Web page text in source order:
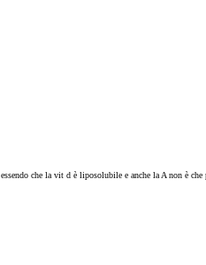
che la vit d è liposolubile e anche la A non è che